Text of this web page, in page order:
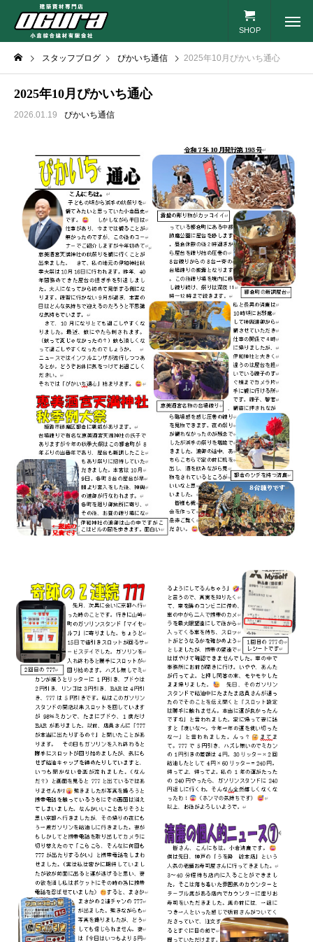
SHOP
スタッフブログ ぴかいち通信 2025年10月ぴかいち通心
2025年10月ぴかいち通心
2026.01.19 ぴかいち通信